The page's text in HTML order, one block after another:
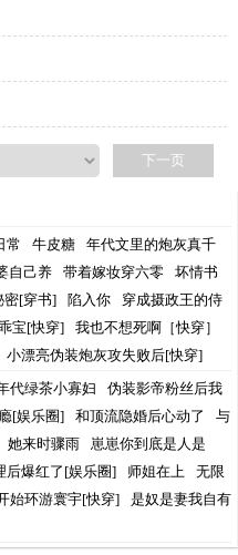
下一页
常 牛皮糖
年代文里的炮灰真千
自己养 带着嫁妆穿六零
坏情书
密[穿书] 陷入你
穿成摄政王的侍
宝[快穿]
我也不想死啊［快穿］
小漂亮伪装炮灰攻失败后[快穿]
代绿茶小寡妇
伪装影帝粉丝后我
[娱乐圈] 和顶流隐婚后心动了
与
她来时骤雨
崽崽你到底是人是
后爆红了[娱乐圈] 师姐在上
无限
始环游寰宇[快穿]
是奴是妻我自有